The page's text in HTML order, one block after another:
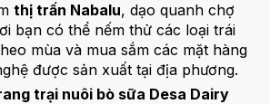
thị trấn Nabalu, dạo quanh chợ
bạn có thể nếm thử các loại trái
mùa và mua sắm các mặt hàng
được sản xuất tại địa phương.
trại nuôi bò sữa Desa Dairy